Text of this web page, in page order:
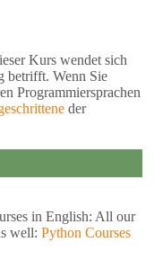
Kurs wendet sich
betrifft. Wenn Sie
Programmiersprachen
der
in English: All our
well: Python Courses